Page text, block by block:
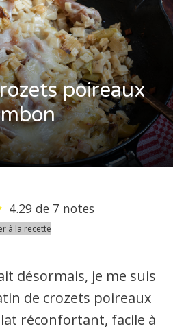
poireaux
4.29de 7 notes
à la recette
désormais, je me suis
de crozets poireaux
réconfortant, facile à